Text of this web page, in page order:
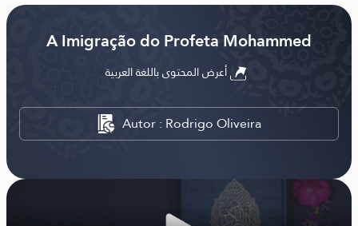
A Imigração do Profeta Mohammed
Autor : Rodrigo Oliveira